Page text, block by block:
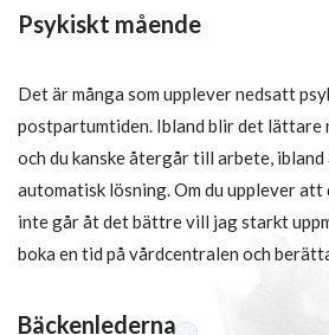
Psykiskt mående
Det är många som upplever nedsatt
postpartumtiden. Ibland blir det lättare
och du kanske återgår till arbete,
automatisk lösning. Om du upplever att
inte går åt det bättre vill jag starkt
boka en tid på vårdcentralen och
Bäckenlederna